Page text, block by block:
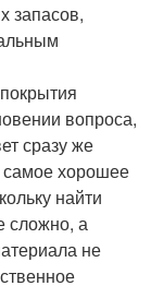
запасов,
вопроса,
сразу же
самое хорошее
найти
сложно, а
не